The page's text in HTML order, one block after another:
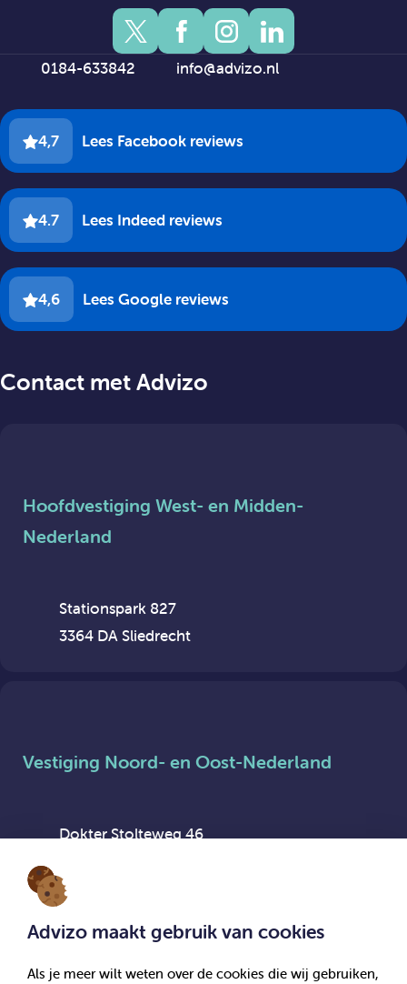
Advizo maakt gebruik van cookies
Als je meer wilt weten over de cookies die wij gebruiken,
0184-633842 info@advizo.nl
4,7 Lees Facebook reviews
4.7 Lees Indeed reviews
4,6 Lees Google reviews
Contact met Advizo
Hoofdvestiging West- en Midden-
Nederland
Stationspark 827
3364 DA Sliedrecht
Vestiging Noord- en Oost-Nederland
Dokter Stolteweg 46